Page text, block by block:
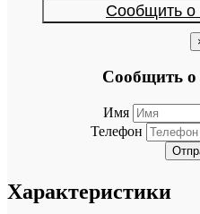
Сообщить о
Сообщить о
Имя
Телефон
Характеристики